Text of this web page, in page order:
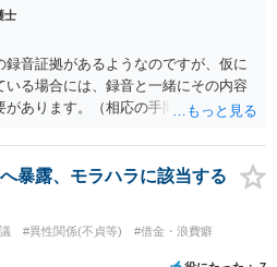
士
音証拠があるようなのですが、仮に
る場合には、録音と一緒にその内容
があります。（相応の手間と費用がか
りますので、そのようなことが十分
は弁護士に直接相談なさった方がよい
手自身が不倫の事実について（期間や
るような場合には、貴方において立証
暴露、モラハラに該当する
#異性関係(不貞等)
#借金・浪費癖